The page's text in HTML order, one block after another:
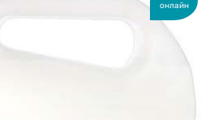
онлайн